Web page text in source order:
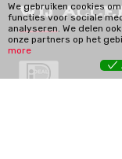
Wij
We gebruiken cookies
functies voor sociale
analyseren. We delen
onze partners op het
more